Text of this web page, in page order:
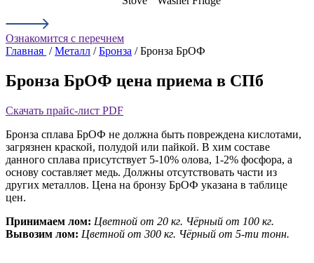
Ознакомится с перечнем
Главная /Металл /Бронза / Бронза БрОФ
Бронза БрОФ цена приема в СПб
Скачать прайс-лист PDF
Бронза сплава БрОФ не должна быть повреждена кислотами,
загрязнен краской, полудой или пайкой. В хим составе
данного сплава присутствует 5-10% олова, 1-2% фосфора, а
основу составляет медь. Должны отсутствовать части из
других металлов. Цена на бронзу БрОФ указана в таблице
цен.
Принимаем лом: Цветной от 20 кг. Чёрный от 100 кг.
Вывозим лом: Цветной от 300 кг. Чёрный от 5-ти тонн.